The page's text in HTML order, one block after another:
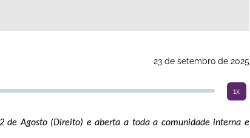
23 de setembro de 2025
1x
de Agosto (Direito) e aberta a toda a comunidade interna e